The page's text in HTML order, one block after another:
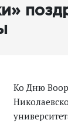
Ко Дню